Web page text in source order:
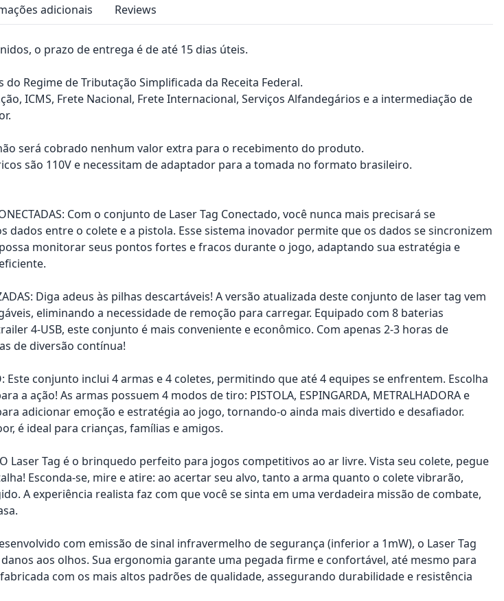
adicionais Reviews
o prazo de entrega é de até 15 dias úteis.
Regime de Tributação Simplificada da Receita Federal.
ICMS, Frete Nacional, Frete Internacional, Serviços Alfandegários e a intermediação de
será cobrado nenhum valor extra para o recebimento do produto.
são 110V e necessitam de adaptador para a tomada no formato brasileiro.
Com o conjunto de Laser Tag Conectado, você nunca mais precisará se
dados entre o colete e a pistola. Esse sistema inovador permite que os dados se sincronizem
monitorar seus pontos fortes e fracos durante o jogo, adaptando sua estratégia e
Diga adeus às pilhas descartáveis! A versão atualizada deste conjunto de laser tag vem
eliminando a necessidade de remoção para carregar. Equipado com 8 baterias
4-USB, este conjunto é mais conveniente e econômico. Com apenas 2-3 horas de
de diversão contínua!
Este conjunto inclui 4 armas e 4 coletes, permitindo que até 4 equipes se enfrentem. Escolha
a ação! As armas possuem 4 modos de tiro: PISTOLA, ESPINGARDA, METRALHADORA e
adicionar emoção e estratégia ao jogo, tornando-o ainda mais divertido e desafiador.
é ideal para crianças, famílias e amigos.
O Laser Tag é o brinquedo perfeito para jogos competitivos ao ar livre. Vista seu colete, pegue
Esconda-se, mire e atire: ao acertar seu alvo, tanto a arma quanto o colete vibrarão,
A experiência realista faz com que você se sinta em uma verdadeira missão de combate,
com emissão de sinal infravermelho de segurança (inferior a 1mW), o Laser Tag
danos aos olhos. Sua ergonomia garante uma pegada firme e confortável, até mesmo para
com os mais altos padrões de qualidade, assegurando durabilidade e resistência